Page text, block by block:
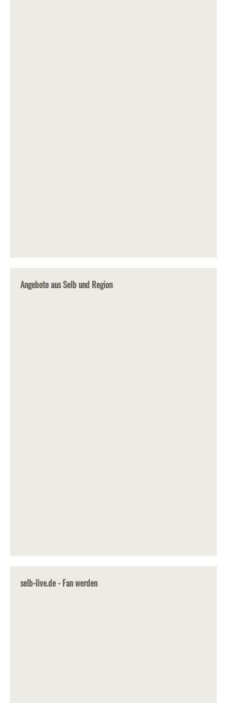
Angebote aus Selb und Region
selb-live.de - Fan werden